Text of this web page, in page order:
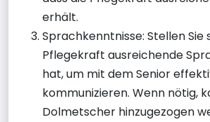
erhält.
Sprachkenntnisse: Stellen Sie
Pflegekraft ausreichende
hat, um mit dem Senior
kommunizieren. Wenn nötig,
Dolmetscher hinzugezogen